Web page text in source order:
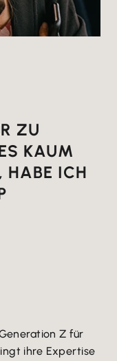
ZU
KAUM
HABE ICH
Z für
ihre Expertise